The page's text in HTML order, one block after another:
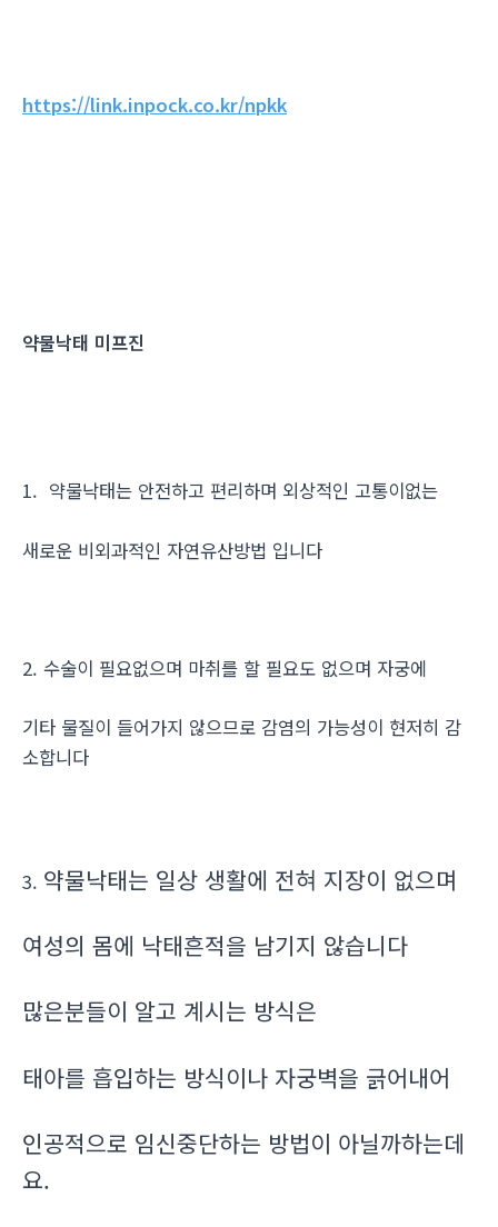
https://link.inpock.co.kr/npkk
약물낙태 미프진
1. 약물낙태는 안전하고 편리하며 외상적인 고통이없는
새로운 비외과적인 자연유산방법 입니다
2. 수술이 필요없으며 마취를 할 필요도 없으며 자궁에
기타 물질이 들어가지 않으므로 감염의 가능성이 현저히 감
소합니다
3. 약물낙태는 일상 생활에 전혀 지장이 없으며
여성의 몸에 낙태흔적을 남기지 않습니다
많은분들이 알고 계시는 방식은
태아를 흡입하는 방식이나 자궁벽을 긁어내어
인공적으로 임신중단하는 방법이 아닐까하는데
요.